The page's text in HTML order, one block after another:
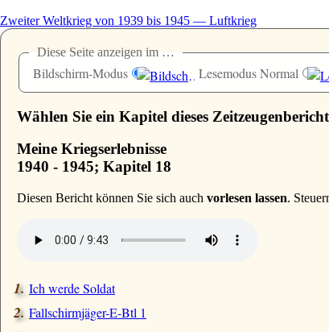
Zweiter Weltkrieg von 1939 bis 1945 — Luftkrieg
Diese Seite anzeigen im …
Bildschirm-Modus Lesemodus Normal
Wählen Sie ein Kapitel dieses
Meine Kriegserlebnisse
1940 - 1945; Kapitel 18
Diesen Bericht können Sie sich auch vorlesen lassen.
Ich werde Soldat
Fallschirmjäger-E-Btl 1